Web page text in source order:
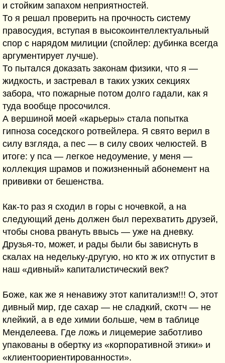
и стойким запахом неприятностей.
То я решал проверить на прочность систему
правосудия, вступая в высокоинтеллектуальный
спор с нарядом милиции (спойлер: дубинка всегда
аргументирует лучше).
То пытался доказать законам физики, что я —
жидкость, и застревал в таких узких секциях
забора, что пожарные потом долго гадали, как я
туда вообще просочился.
А вершиной моей «карьеры» стала попытка
гипноза соседского ротвейлера. Я свято верил в
силу взгляда, а пес — в силу своих челюстей. В
итоге: у пса — легкое недоумение, у меня —
коллекция шрамов и пожизненный абонемент на
прививки от бешенства.
Как-то раз я сходил в горы с ночевкой, а на
следующий день должен был перехватить друзей,
чтобы снова рвануть ввысь — уже на дневку.
Друзья-то, может, и рады были бы зависнуть в
скалах на недельку-другую, но кто ж их отпустит в
наш «дивный» капиталистический век?
Боже, как же я ненавижу этот капитализм!!! О, этот
дивный мир, где сахар — не сладкий, скотч — не
клейкий, а в еде химии больше, чем в таблице
Менделеева. Где ложь и лицемерие заботливо
упакованы в обертку из «корпоративной этики» и
«клиентоориентированности».